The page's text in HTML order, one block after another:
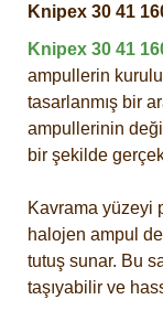
Knipex 30 41
Knipex 30 41
ampullerin
tasarlanmış bir
ampullerinin
bir şekilde
Kavrama yüzeyi
halojen ampul
tutuş sunar. Bu
taşıyabilir ve